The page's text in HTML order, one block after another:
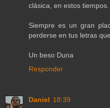
clásica, en estos tiempos.
Siempre es un gran
perderse en tus letras
Un beso Duna
Responder
Daniel 18:39